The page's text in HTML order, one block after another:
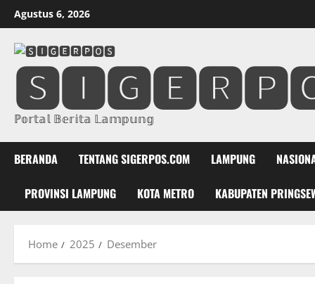
Skip
to
content
Agustus 6, 2026
ℙ𝕠𝕣𝕥𝕒𝕝 𝔹𝕖𝕣𝕚𝕥𝕒 𝕃𝕒𝕞𝕡𝕦𝕟𝕘
BERANDA TENTANG SIGERPOS.COM LAMPUNG
PROVINSI LAMPUNG KOTA METRO KABUPATEN
Home 2025 Desember